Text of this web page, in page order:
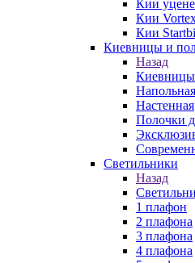
Кии
Кии
Кии
Киевницы и
Назад
Киевницы
Напольная
Настенная
Полочки
Светильники
Назад
1 плафон
2 плафона
3 плафона
4 плафона